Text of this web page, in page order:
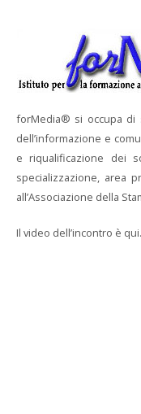
forMedia® si occupa di
dell’informazione e
e riqualificazione dei
specializzazione, area
all’Associazione della
Il video dell’incontro è qui.